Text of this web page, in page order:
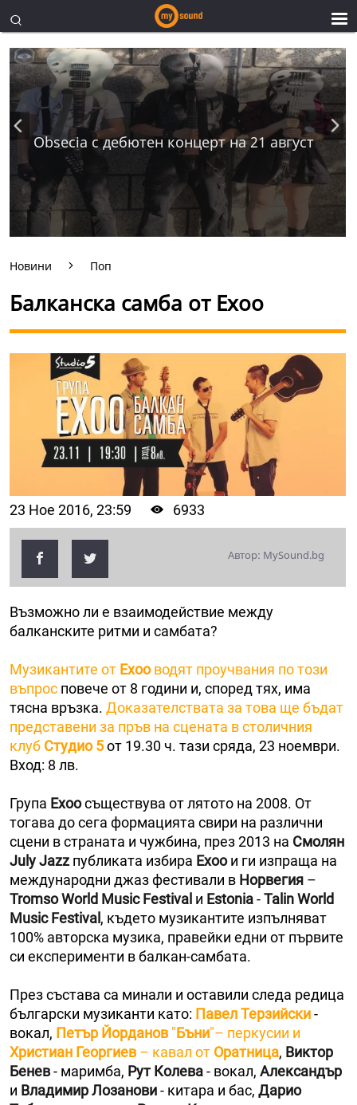
Obsecia с дебютен концерт на 21 август
Новини Поп
Балканска самба от Ехоо
23 Ное 2016, 23:59 6933
Автор: MySound.bg
Възможно ли е взаимодействие между
балканските ритми и самбата?
Музикантите от Ехооводят проучвания по този
въпрос повече от 8 години и, според тях, има
тясна връзка. Доказателствата за това ще бъдат
представени за пръв на сцената в столичния
клуб Студио 5от 19.30 ч. тази сряда, 23 ноември.
Вход: 8 лв.
Група Ехоосъществува от лятото на 2008. От
тогава до сега формацията свири на различни
сцени в страната и чужбина, през 2013 на Смолян
July Jazz публиката избира Ехоои ги изпраща на
международни джаз фестивали в Норвегия –
Tromso World Music Festival и Estonia-Talin World
Мusic Festival , където музикантите изпълняват
100% авторска музика, правейки едни от първите
си експерименти в балкан-самбата.
През състава са минали и оставили следа редица
български музиканти като: Павел Терзийски-
вокал, Петър Йорданов "Бъни"– перкусии и
Христиан Георгиев – кавал от Оратница, Виктор
Бенев- маримба, Рут Колева- вокал, Александър
и Владимир Лозанови- китара и бас, Дарио